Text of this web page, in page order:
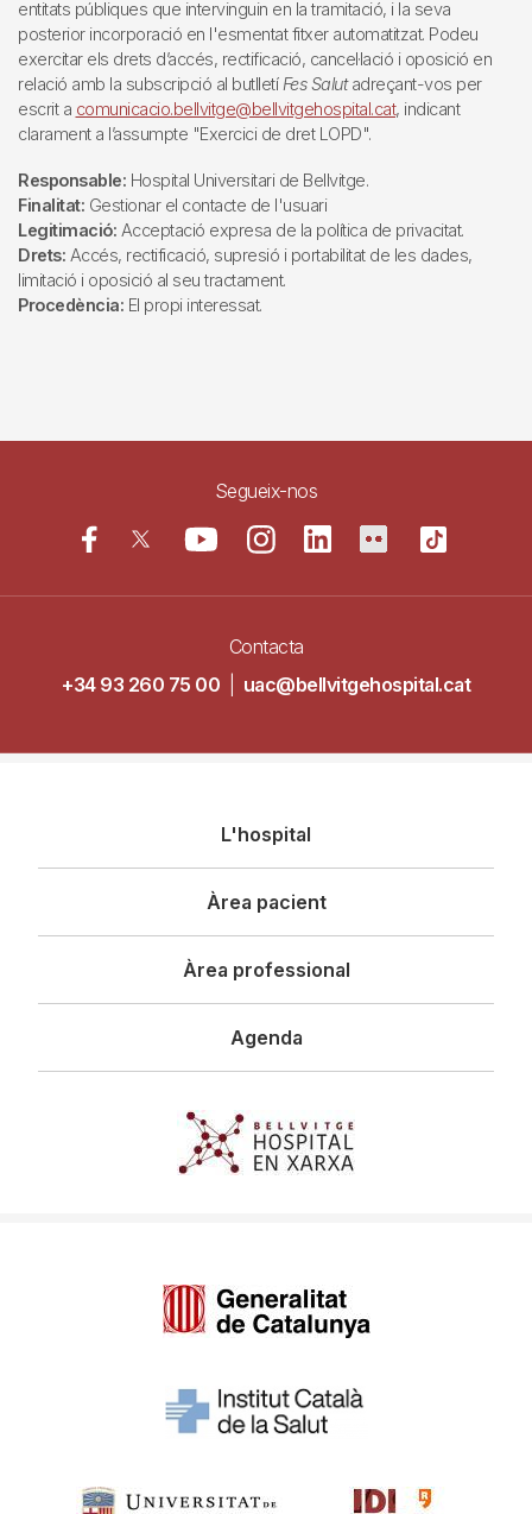
entitats públiques que intervinguin en la tramitació, i la seva
posterior incorporació en l'esmentat fitxer automatitzat. Podeu
exercitar els drets d’accés, rectificació, cancel·lació i oposició en
relació amb la subscripció al butlletí Fes Salutadreçant-vos per
escrit a comunicacio.bellvitge@bellvitgehospital.cat, indicant
clarament a l’assumpte "Exercici de dret LOPD".
Responsable: Hospital Universitari de Bellvitge.
Finalitat: Gestionar el contacte de l'usuari
Legitimació: Acceptació expresa de la política de privacitat.
Drets: Accés, rectificació, supresió i portabilitat de les dades,
limitació i oposició al seu tractament.
Procedència: El propi interessat.
Segueix-nos
Contacta
+34 93 260 75 00
uac@bellvitgehospital.cat
principal
L'hospital
Àrea pacient
Àrea professional
Agenda